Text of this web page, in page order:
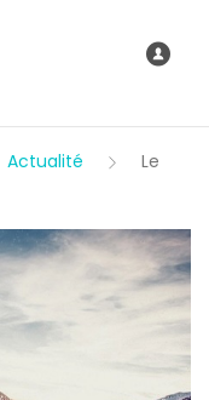
Actualité
Le